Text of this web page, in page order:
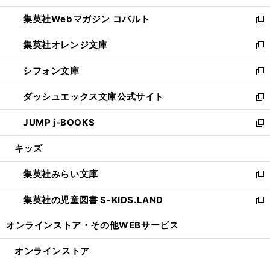
開
く
ウ
で
開
く
ン
ド
ウ
で
開
く
ウ
ィ
ン
ド
ウ
で
開
く
集英社Webマガジン コバルト
新
し
い
ウ
ィ
ン
ド
ウ
で
開
集英社オレンジ文庫
新
し
い
ウ
ィ
ン
ド
ウ
開
く
シフォン文庫
新
し
い
ウ
ィ
ン
ウ
で
開
く
ダッシュエックス文庫公式サイト
新
し
い
ウ
ン
ド
ウ
で
JUMP j-BOOKS
新
し
ウ
ィ
ン
ド
開
キッズ
集英社みらい文庫
新
し
い
ン
集英社の児童図書 S-KIDS.LAND
新
ウ
オンラインストア・ その他WEBサービス
オンラインストア